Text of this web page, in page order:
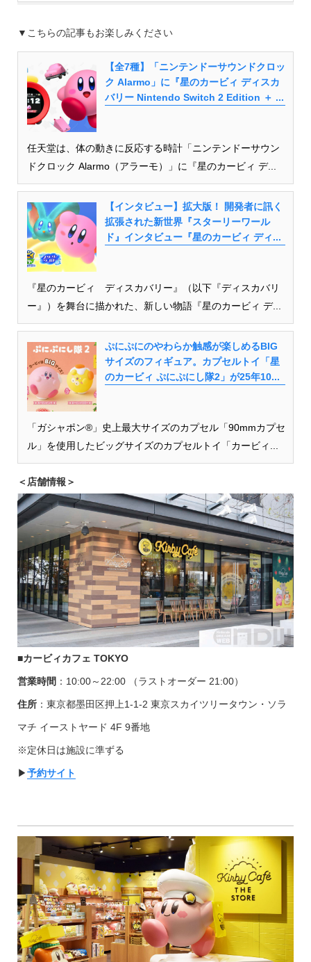
▼こちらの記事もお楽しみください
【全7種】「ニンテンドーサウンドクロッ
ク Alarmo」に『星のカービィ ディスカ
バリー Nintendo Switch 2 Edition ＋ ...
任天堂は、体の動きに反応する時計「ニンテンドーサウン
ドクロック Alarmo（アラーモ）」に『星のカービィ デ...
【インタビュー】拡大版！ 開発者に訊く
拡張された新世界『スターリーワール
ド』インタビュー『星のカービィ ディ...
『星のカービィ ディスカバリー』（以下『ディスカバリ
ー』）を舞台に描かれた、新しい物語『星のカービィ デ...
ぷにぷにのやわらか触感が楽しめるBIG
サイズのフィギュア。カプセルトイ「星
のカービィ ぷにぷにし隊2」が25年10...
「ガシャポン®」史上最大サイズのカプセル「90mmカプセ
ル」を使用したビッグサイズのカプセルトイ「カービィ...
＜店舗情報＞
■カービィカフェ TOKYO
営業時間 ：10:00～22:00 （ラストオーダー 21:00）
住所：東京都墨田区押上1-1-2 東京スカイツリータウン・ソラ
マチ イーストヤード 4F 9番地
※定休日は施設に準ずる
▶︎予約サイト